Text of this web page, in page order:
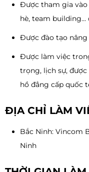
Được tham gia vào
hè, team building...
Được đào tạo
Được làm việc
trọng, lịch sự,
hồ đẳng cấp quốc
ĐỊA CHỈ LÀM
Bắc Ninh: Vincom
Ninh